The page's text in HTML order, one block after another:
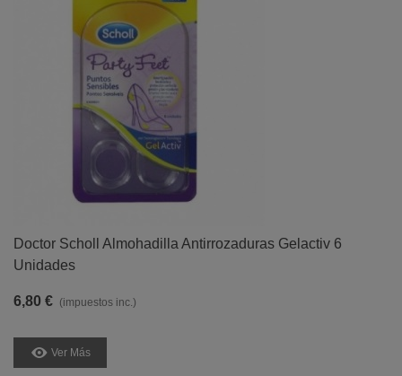
Doctor Scholl Almohadilla Antirrozaduras Gelactiv 6
Unidades
6,80 € (impuestos inc.)
Ver Más